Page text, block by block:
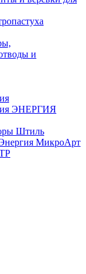
и
ЭНЕРГИЯ
Штиль
МикроАрт